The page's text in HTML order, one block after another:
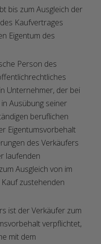
bis zum Ausgleich der
Kaufvertrages
Eigentum des
Person des
Unternehmer, der bei
Ausübung seiner
beruflichen
Eigentumsvorbehalt
des Verkäufers
laufenden
Ausgleich von im
zustehenden
ist der Verkäufer zum
verpflichtet,
mit dem